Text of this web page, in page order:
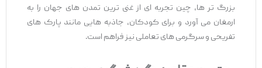
بزرگ‌ تر ها، چین تجربه ‌ای از غنی‌ ترین تمدن‌ های جهان را به
ارمغان می ‌آورد و برای کودکان، جاذبه‌ هایی مانند پارک‌ های
تفریحی و سرگرمی ‌های تعاملی نیز فراهم است.